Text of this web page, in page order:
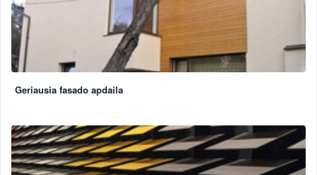
Geriausia fasado apdaila